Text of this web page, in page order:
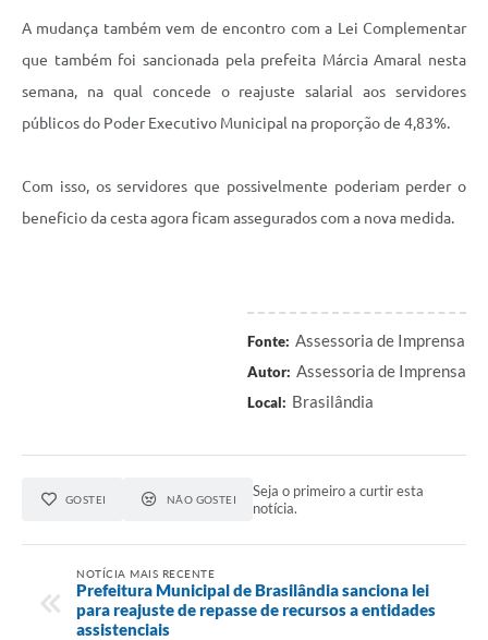
A mudança também vem de encontro com a Lei Complementar
que também foi sancionada pela prefeita Márcia Amaral nesta
semana, na qual concede o reajuste salarial aos servidores
públicos do Poder Executivo Municipal na proporção de 4,83%.
Com isso, os servidores que possivelmente poderiam perder o
beneficio da cesta agora ficam assegurados com a nova medida.
Fonte: Assessoria de Imprensa
Autor: Assessoria de Imprensa
Local: Brasilândia
GOSTEI NÃO GOSTEI
Seja o primeiro a curtir esta
notícia.
NOTÍCIA MAIS RECENTE
Prefeitura Municipal de Brasilândia sanciona lei
para reajuste de repasse de recursos a entidades
assistenciais